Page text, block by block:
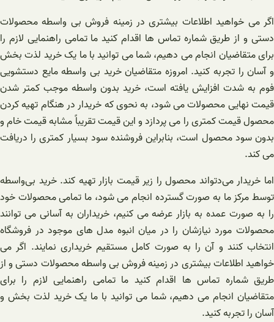
اگر می خواهید اطلاعات بیشتری در زمینه فروش بی واسطه محصولات
دستی و از طریق شماره تماس ها اقدام کنید ما تمامی راهنمایی لازم را
برای متقاضیان انجام می دهیم، شما می توانید با ما یک خرید لذت بخش
و آسان را تجربه کنید. امروزه متقاضیان خرید بی واسطه مایع دستشویی
فوم به شدت افزایش یافته است، خرید بدون واسطه موجب کمتر شدن
قیمت نهایی محصولات می‌ شود، به نحوی که خریدار در هنگام تهیه کردن
محصول قیمت کمتری را می پردازد و این قیمت تقریباً مشابه قیمت خام و
بدون سود محصول است، بنابراین فروشنده سود بسیار کمتری را دریافت
می‌ کند.
اما خریدار می‌دتواند محصول را زیر قیمت بازار تهیه کند. خرید بی‌واسطه
توسط مرکز ما به صورت گسترده انجام می شود، ما تمامی محصولات خود
را به صورت عمده به بازار عرضه می کنیم، خریداران به آسانی می توانند
محصولات مورد نیازشان را در میان انبوه مدل های موجود در فروشگاه
انتخاب کنند و آن را به صورت کامل مستقیم خریداری نمایند. اگر می
خواهید اطلاعات بیشتری در زمینه فروش بی واسطه محصولات دستی و از
طریق شماره تماس ها اقدام کنید ما تمامی راهنمایی لازم را برای
متقاضیان انجام می دهیم، شما می توانید با ما یک خرید لذت بخش و
آسان را تجربه کنید.